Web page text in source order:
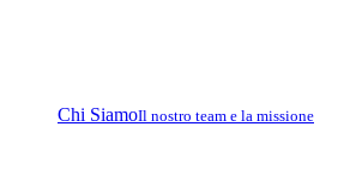
Chi SiamoIl nostro team e la missione